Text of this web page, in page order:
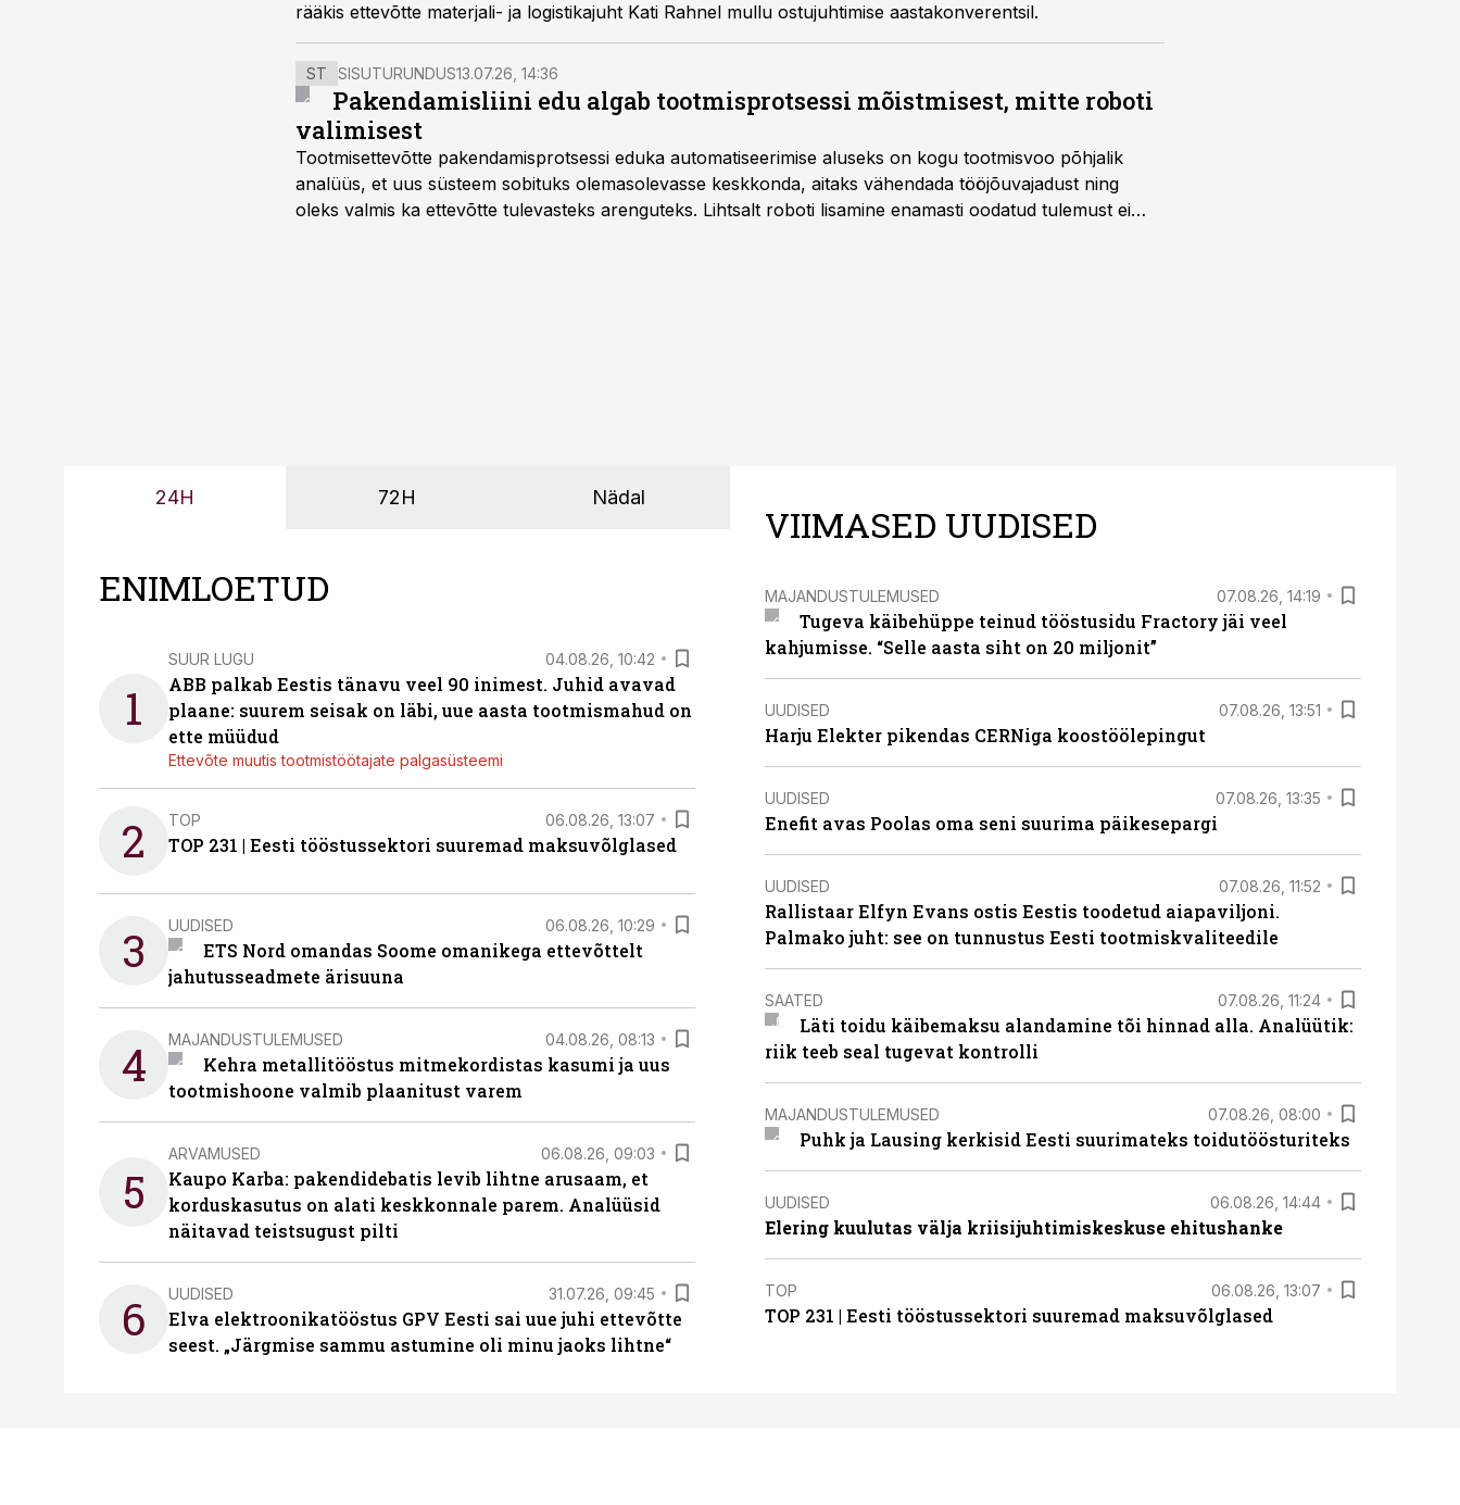
rääkis ettevõtte materjali- ja logistikajuht Kati Rahnel mullu ostujuhtimise aastakonverentsil.
ST SISUTURUNDUS13.07.26, 14:36
Pakendamisliini edu algab tootmisprotsessi mõistmisest, mitte roboti
valimisest
Tootmisettevõtte pakendamisprotsessi eduka automatiseerimise aluseks on kogu tootmisvoo põhjalik
analüüs, et uus süsteem sobituks olemasolevasse keskkonda, aitaks vähendada tööjõuvajadust ning
oleks valmis ka ettevõtte tulevasteks arenguteks. Lihtsalt roboti lisamine enamasti oodatud tulemust ei
24H 72H Nädal
ENIMLOETUD
1
SUUR LUGU 04.08.26, 10:42
ABB palkab Eestis tänavu veel 90 inimest. Juhid avavad
plaane: suurem seisak on läbi, uue aasta tootmismahud on
ette müüdud
Ettevõte muutis tootmistöötajate palgasüsteemi
2 TOP 06.08.26, 13:07
TOP 231 | Eesti tööstussektori suuremad maksuvõlglased
3 UUDISED 06.08.26, 10:29
ETS Nord omandas Soome omanikega ettevõttelt
jahutusseadmete ärisuuna
4 MAJANDUSTULEMUSED 04.08.26, 08:13
Kehra metallitööstus mitmekordistas kasumi ja uus
tootmishoone valmib plaanitust varem
5
ARVAMUSED 06.08.26, 09:03
Kaupo Karba: pakendidebatis levib lihtne arusaam, et
korduskasutus on alati keskkonnale parem. Analüüsid
näitavad teistsugust pilti
6 UUDISED 31.07.26, 09:45
Elva elektroonikatööstus GPV Eesti sai uue juhi ettevõtte
seest. „Järgmise sammu astumine oli minu jaoks lihtne“
VIIMASED UUDISED
MAJANDUSTULEMUSED 07.08.26, 14:19
Tugeva käibehüppe teinud tööstusidu Fractory jäi veel
kahjumisse. “Selle aasta siht on 20 miljonit”
UUDISED 07.08.26, 13:51
Harju Elekter pikendas CERNiga koostöölepingut
UUDISED 07.08.26, 13:35
Enefit avas Poolas oma seni suurima päikesepargi
UUDISED 07.08.26, 11:52
Rallistaar Elfyn Evans ostis Eestis toodetud aiapaviljoni.
Palmako juht: see on tunnustus Eesti tootmiskvaliteedile
SAATED 07.08.26, 11:24
Läti toidu käibemaksu alandamine tõi hinnad alla. Analüütik:
riik teeb seal tugevat kontrolli
MAJANDUSTULEMUSED 07.08.26, 08:00
Puhk ja Lausing kerkisid Eesti suurimateks toidutöösturiteks
UUDISED 06.08.26, 14:44
Elering kuulutas välja kriisijuhtimiskeskuse ehitushanke
TOP 06.08.26, 13:07
TOP 231 | Eesti tööstussektori suuremad maksuvõlglased